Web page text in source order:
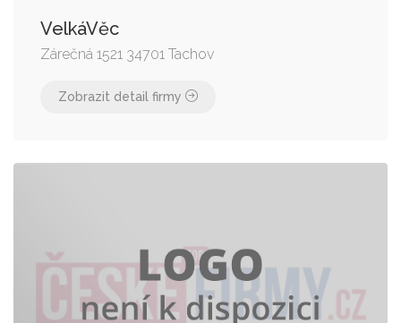
VelkáVěc
Zárečná 1521 34701 Tachov
Zobrazit detail firmy